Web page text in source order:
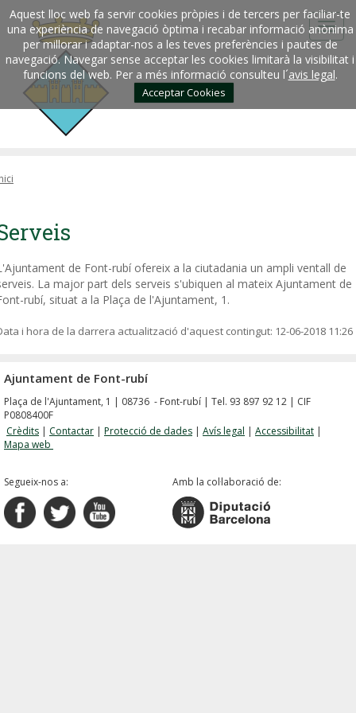
Aquest lloc web fa servir cookies pròpies i de tercers per faciliar-te
una experiència de navegació òptima i recabar informació anònima
per millorar i adaptar-nos a les teves preferències i pautes de
navegació. Navegar sense acceptar les cookies limitarà la visibilitat i
funcions del web. Per a més informació consulteu l´avis legal.
Acceptar Cookies
de Font-rubí ofereix a la ciutadania un ampli ventall de
La major part dels serveis s'ubiquen al mateix Ajuntament de
rubí, situat a la Plaça de l'Ajuntament, 1.
i hora de la darrera actualització d'aquest contingut: 12-06-2018 11:26
Ajuntament de Font-rubí
Plaça de l'Ajuntament, 1 | 08736 - Font-rubí | Tel. 93 897 92 12 | CIF
P0808400F
Crèdits | Contactar | Protecció de dades | Avís legal | Accessibilitat |
Mapa web
Segueix-nos a: Amb la col·laboració de: